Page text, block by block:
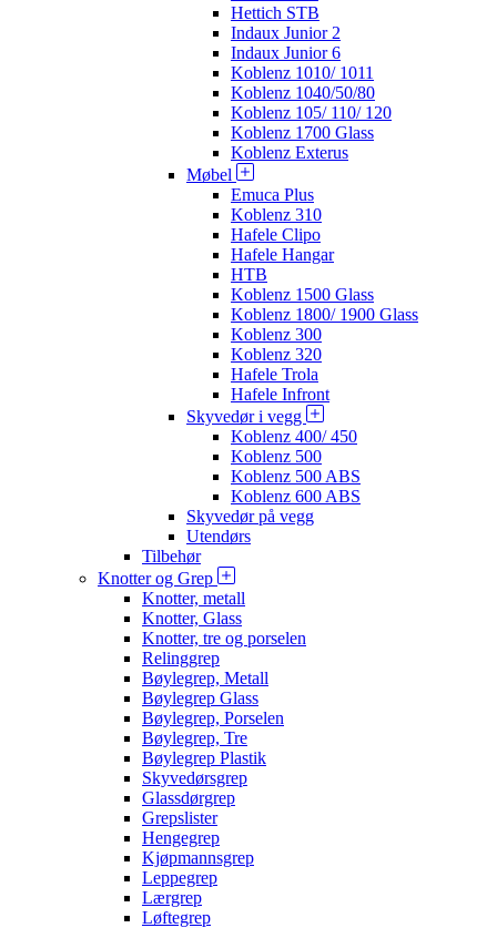
Hettich STB
Indaux Junior 2
Indaux Junior 6
Koblenz 1010/ 1011
Koblenz 1040/50/80
Koblenz 105/ 110/ 120
Koblenz 1700 Glass
Koblenz Exterus
Møbel
Emuca Plus
Koblenz 310
Hafele Clipo
Hafele Hangar
HTB
Koblenz 1500 Glass
Koblenz 1800/ 1900 Glass
Koblenz 300
Koblenz 320
Hafele Trola
Hafele Infront
Skyvedør i vegg
Koblenz 400/ 450
Koblenz 500
Koblenz 500 ABS
Koblenz 600 ABS
Skyvedør på vegg
Utendørs
Tilbehør
Knotter og Grep
Knotter, metall
Knotter, Glass
Knotter, tre og porselen
Relinggrep
Bøylegrep, Metall
Bøylegrep Glass
Bøylegrep, Porselen
Bøylegrep, Tre
Bøylegrep Plastik
Skyvedørsgrep
Glassdørgrep
Grepslister
Hengegrep
Kjøpmannsgrep
Leppegrep
Lærgrep
Løftegrep